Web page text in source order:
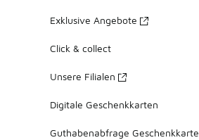
Exklusive Angebote
Click & collect
Unsere Filialen
Digitale Geschenkkarten
Guthabenabfrage Geschenkkarte